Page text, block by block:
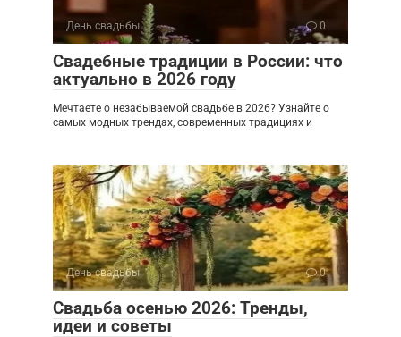
День свадьбы 0
Свадебные традиции в России: что
актуально в 2026 году
Мечтаете о незабываемой свадьбе в 2026? Узнайте о
самых модных трендах, современных традициях и
День свадьбы 0
Свадьба осенью 2026: Тренды,
идеи и советы